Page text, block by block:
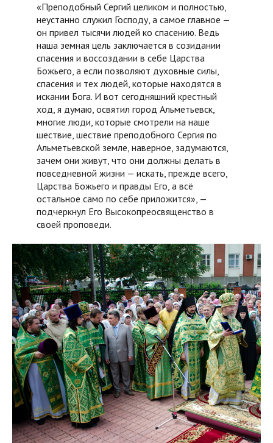
«Преподобный Сергий целиком и полностью,
неустанно служил Господу, а самое главное —
он привел тысячи людей ко спасению. Ведь
наша земная цель заключается в созидании
спасения и воссоздании в себе Царства
Божьего, а если позволяют духовные силы,
спасения и тех людей, которые находятся в
искании Бога. И вот сегодняшний крестный
ход, я думаю, освятил город Альметьевск,
многие люди, которые смотрели на наше
шествие, шествие преподобного Сергия по
Альметьевской земле, наверное, задумаются,
зачем они живут, что они должны делать в
повседневной жизни — искать, прежде всего,
Царства Божьего и правды Его, а всё
остальное само по себе приложится», —
подчеркнул Его Высокопреосвященство в
своей проповеди.